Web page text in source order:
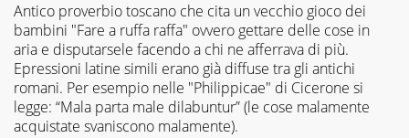
Antico proverbio toscano che cita un vecchio gioco dei
bambini "Fare a ruffa raffa" ovvero gettare delle cose in
aria e disputarsele facendo a chi ne afferrava di più.
Epressioni latine simili erano già diffuse tra gli antichi
romani. Per esempio nelle "Philippicae" di Cicerone si
legge: “Mala parta male dilabuntur” (le cose malamente
acquistate svaniscono malamente).